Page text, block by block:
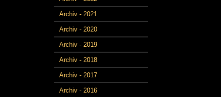
Archiv - 2021
Archiv - 2020
Archiv - 2019
Archiv - 2018
Archiv - 2017
Archiv - 2016